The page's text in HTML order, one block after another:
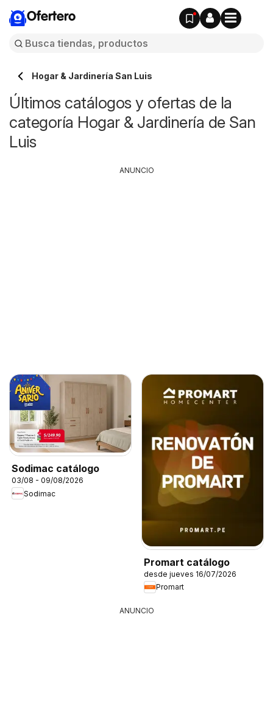
Ofertero
Hogar & Jardinería San Luis
Últimos catálogos y ofertas de la
categoría Hogar & Jardinería de San
Luis
Sodimac catálogo
03/08 - 09/08/2026
Sodimac
Promart catálogo
desde jueves 16/07/2026
Promart
ANUNCIO
ANUNCIO